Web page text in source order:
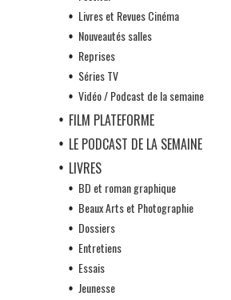
Livres et Revues Cinéma
Nouveautés salles
Reprises
Séries TV
Vidéo / Podcast de la semaine
FILM PLATEFORME
LE PODCAST DE LA SEMAINE
LIVRES
BD et roman graphique
Beaux Arts et Photographie
Dossiers
Entretiens
Essais
Jeunesse